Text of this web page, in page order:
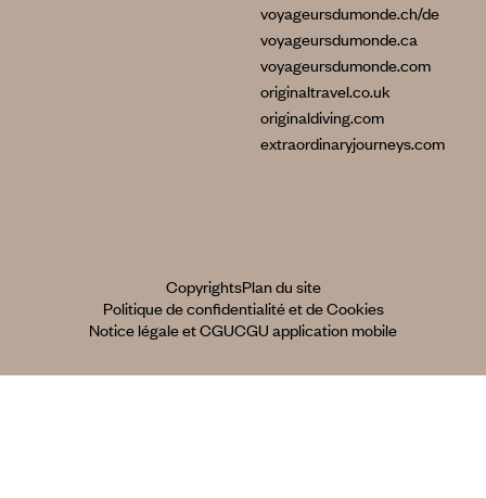
voyageursdumonde.ch/de
voyageursdumonde.ca
voyageursdumonde.com
originaltravel.co.uk
originaldiving.com
extraordinaryjourneys.com
CopyrightsPlan du site
Politique de confidentialité et de Cookies
Notice légale et CGUCGU application mobile